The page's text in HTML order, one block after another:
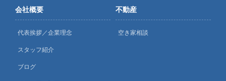
会社概要
代表挨拶／企業理念
スタッフ紹介
ブログ
不動産
空き家相談